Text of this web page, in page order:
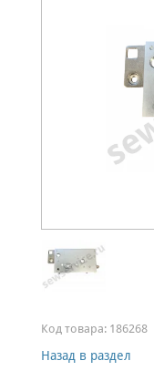
Код товара: 186268
Назад в раздел